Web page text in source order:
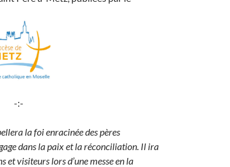
-:-
la foi enracinée des pères
dans la paix et la réconciliation. Il ira
et visiteurs lors d’une messe en la